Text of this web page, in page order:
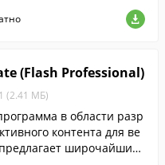
(Flash Professional)
(2.41 МБ)
в области разр
контента для ве
широчайший